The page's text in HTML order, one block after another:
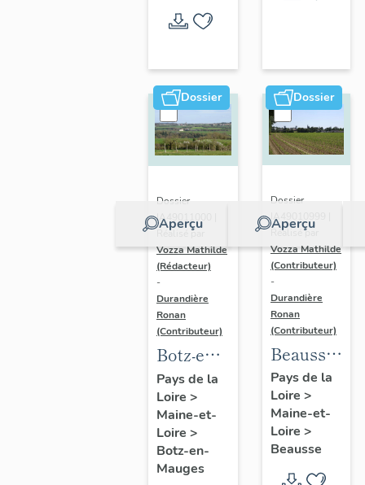
l'opération
Dossier
Aperçu
Dossier
IA49011000 |
Réalisé par
Vozza Mathilde
(Rédacteur)
-
Durandière
Ronan
(Contributeur)
Botz-en-
Mauges :
présentation
de la
commune
Pays de la
Loire >
Maine-et-
Loire >
Botz-en-
Mauges
Dossier
Aperçu
Dossier
IA49010999 |
Réalisé par
Vozza Mathilde
(Contributeur)
-
Durandière
Ronan
(Contributeur)
Beausse :
de la
commune
Pays de la
Loire >
Maine-et-
Loire >
Beausse